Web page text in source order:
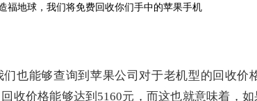
们也能够查询到苹果公司对于老机型的回收价
回收价格能够达到5160元，而这也就意味着，